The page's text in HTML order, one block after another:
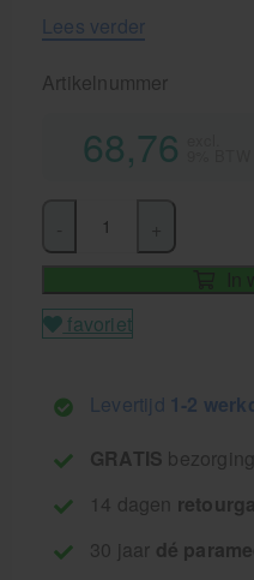
Lees verder
Artikelnummer
68,76
In
favoriet
Levertijd 1-2
GRATIS
14 dagen
30 jaar dé